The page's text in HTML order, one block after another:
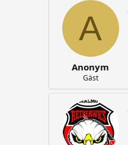
A
Anonym
Gäst